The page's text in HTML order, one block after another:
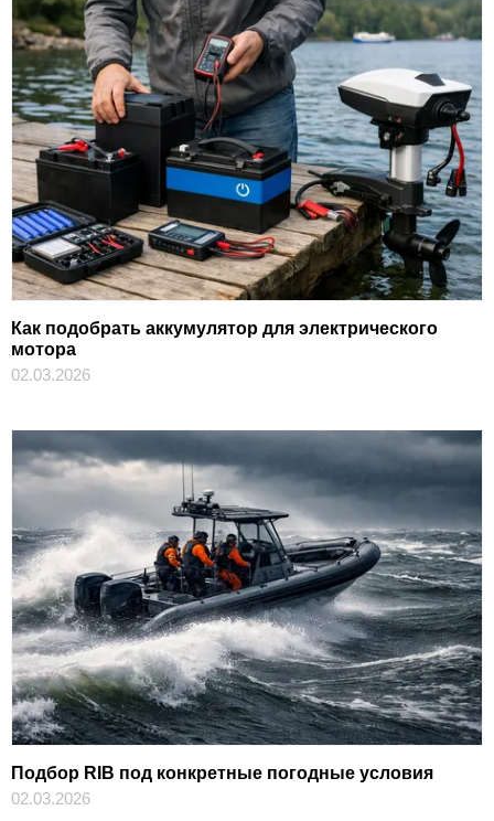
Как подобрать аккумулятор для электрического
мотора
02.03.2026
Подбор RIB под конкретные погодные условия
02.03.2026